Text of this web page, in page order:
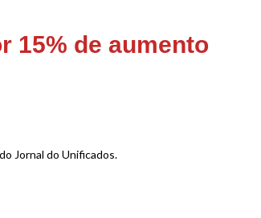
15% de aumento
Jornal do Unificados.